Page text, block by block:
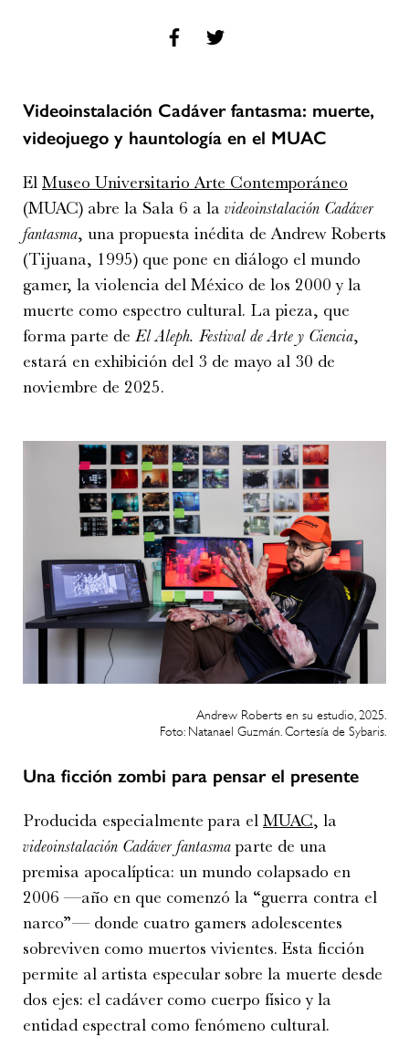
Videoinstalación Cadáver fantasma: muerte,
videojuego y hauntología en el MUAC
El Museo Universitario Arte Contemporáneo
(MUAC) abre la Sala 6 a la videoinstalación Cadáver
fantasma, una propuesta inédita de Andrew Roberts
(Tijuana, 1995) que pone en diálogo el mundo
gamer, la violencia del México de los 2000 y la
muerte como espectro cultural. La pieza, que
forma parte de El Aleph. Festival de Arte y Ciencia,
estará en exhibición del 3 de mayo al 30 de
noviembre de 2025.
Andrew Roberts en su estudio, 2025.
Foto: Natanael Guzmán. Cortesía de Sybaris.
Una ficción zombi para pensar el presente
Producida especialmente para el MUAC, la
videoinstalación Cadáver fantasmaparte de una
premisa apocalíptica: un mundo colapsado en
2006 —año en que comenzó la “guerra contra el
narco”— donde cuatro gamers adolescentes
sobreviven como muertos vivientes. Esta ficción
permite al artista especular sobre la muerte desde
dos ejes: el cadáver como cuerpo físico y la
entidad espectral como fenómeno cultural.